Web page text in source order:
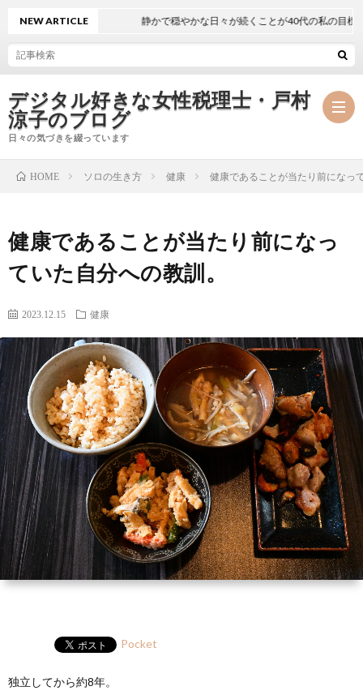
デジタル好きな女性税理士・戸村
涼子のブログ
日々の気づきを綴っています
ーHP
マ筆セ
ー・
講
NEW ARTICLE 静かで穏やかな日々が続くことが40代の私の目標
HOME ソロの生き方 健康 健康であることが当たり前になっ
健康であることが当たり前になっ
ていた自分への教訓。
2023.12.15 健康
Pocket
独立してから約8年。